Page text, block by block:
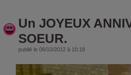
Un JOYEUX
SOEUR.
publié le 06/10/2012 à 10:18